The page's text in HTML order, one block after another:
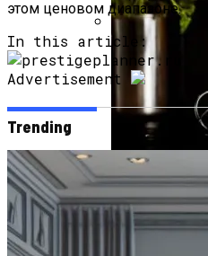
В
Очистить
Идеальный
Выбрать
этом ценовом диапазоне.
In this article:
Advertisement
Trending